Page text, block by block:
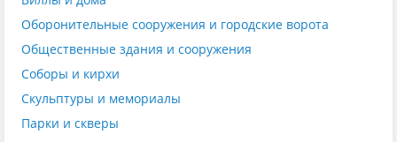
Оборонительные сооружения и городские ворота
Общественные здания и сооружения
Соборы и кирхи
Скульптуры и мемориалы
Парки и скверы